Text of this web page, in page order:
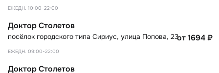
ЕЖЕДН. 10:00-22:00
Доктор Столетов
посёлок городского типа Сириус, улица Попова, 23
ЕЖЕДН. 09:00-22:00
от 1694₽
Доктор Столетов